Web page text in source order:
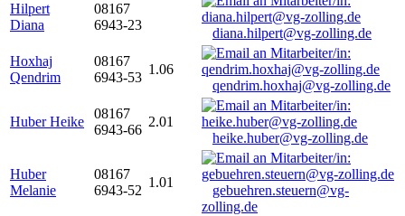
Hilpert
Diana
08167
6943-23
diana.hilpert@vg-zolling.de
Hoxhaj
Qendrim
08167
6943-53
1.06
qendrim.hoxhaj@vg-zolling.de
Huber Heike
08167
6943-66
2.01
heike.huber@vg-zolling.de
Huber
Melanie
08167
6943-52
1.01
gebuehren.steuern@vg-
zolling.de